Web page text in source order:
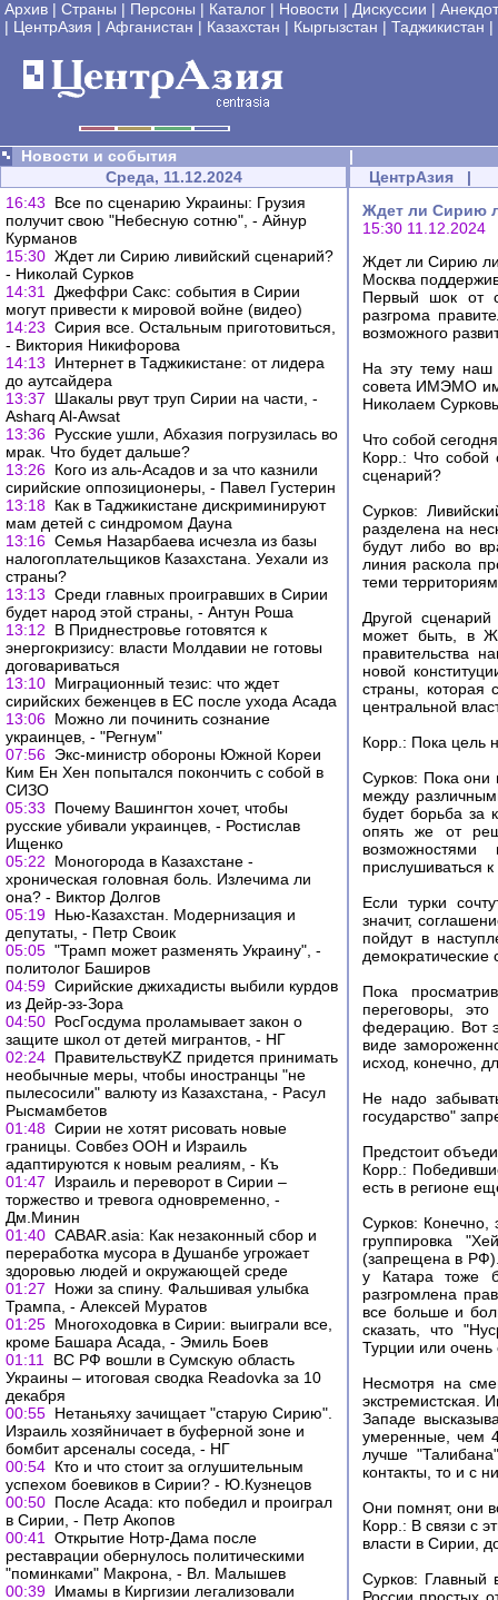
Архив | Страны | Персоны | Каталог | Новости | Дискуссии |
| ЦентрАзия | Афганистан | Казахстан | Кыргызстан | Таджикистан |
Новости и события
|
Среда, 11.12.2024
16:43
Все по сценарию Украины: Грузия
получит свою "Небесную сотню", - Айнур
Курманов
15:30 Ждет ли Сирию ливийский сценарий?
- Николай Сурков
14:31
Джеффри Сакс: события в Сирии
могут привести к мировой войне (видео)
14:23 Сирия все. Остальным приготовиться,
- Виктория Никифорова
14:13
Интернет в Таджикистане: от лидера
до аутсайдера
13:37
Шакалы рвут труп Сирии на части, -
Asharq Al-Awsat
13:36 Русские ушли, Абхазия погрузилась во
мрак. Что будет дальше?
13:26 Кого из аль-Асадов и за что казнили
сирийские оппозиционеры, - Павел Густерин
13:18 Как в Таджикистане дискриминируют
мам детей с синдромом Дауна
13:16 Семья Назарбаева исчезла из базы
налогоплательщиков Казахстана. Уехали из
страны?
13:13 Среди главных проигравших в Сирии
будет народ этой страны, - Антун Роша
13:12
В Приднестровье готовятся к
энергокризису: власти Молдавии не готовы
договариваться
13:10 Миграционный тезис: что ждет
сирийских беженцев в ЕС после ухода Асада
13:06 Можно ли починить сознание
украинцев, - "Регнум"
07:56 Экс-министр обороны Южной Кореи
Ким Ен Хен попытался покончить с собой в
СИЗО
05:33
Почему Вашингтон хочет, чтобы
русские убивали украинцев, - Ростислав
Ищенко
05:22
Моногорода в Казахстане -
хроническая головная боль. Излечима ли
она? - Виктор Долгов
05:19 Нью-Казахстан. Модернизация и
депутаты, - Петр Своик
05:05 "Трамп может разменять Украину", -
политолог Баширов
04:59 Сирийские джихадисты выбили курдов
из Дейр-эз-Зора
04:50 РосГосдума проламывает закон о
защите школ от детей мигрантов, - НГ
02:24 ПравительствуKZ придется принимать
необычные меры, чтобы иностранцы "не
пылесосили" валюту из Казахстана, - Расул
Рысмамбетов
01:48 Сирии не хотят рисовать новые
границы. Совбез ООН и Израиль
адаптируются к новым реалиям, - Къ
01:47
Израиль и переворот в Сирии –
торжество и тревога одновременно, -
Дм.Минин
01:40 CABAR.asia: Как незаконный сбор и
переработка мусора в Душанбе угрожает
здоровью людей и окружающей среде
01:27
Ножи за спину. Фальшивая улыбка
Трампа, - Алексей Муратов
01:25 Многоходовка в Сирии: выиграли все,
кроме Башара Асада, - Эмиль Боев
01:11
ВС РФ вошли в Сумскую область
Украины – итоговая сводка Readovka за 10
декабря
00:55 Нетаньяху зачищает "старую Сирию".
Израиль хозяйничает в буферной зоне и
бомбит арсеналы соседа, - НГ
00:54 Кто и что стоит за оглушительным
успехом боевиков в Сирии? - Ю.Кузнецов
00:50 После Асада: кто победил и проиграл
в Сирии, - Петр Акопов
00:41
Открытие Нотр-Дама после
реставрации обернулось политическими
"поминками" Макрона, - Вл. Малышев
00:39 Имамы в Киргизии легализовали
ЦентрАзия |
Ждет ли Сирию
15:30 11.12.2024
Ждет ли Сирию
Москва
Первый шок от
разгрома
возможного
На эту тему наш
совета ИМЭМО
Николаем
Что собой
Корр.: Что собой
сценарий?
Сурков:
разделена на
будут либо во
линия раскола
теми
Другой
может быть, в
правительства
новой
страны, которая
центральной
Корр.: Пока цель
Сурков: Пока они
между
будет борьба за
опять же от
прислушиваться
Если турки
значит,
пойдут в
Пока
переговоры,
федерацию. Вот
виде
исход, конечно,
Не надо
государство"
Предстоит
Корр.:
есть в регионе
Сурков: Конечно,
группировка
(запрещена в
у Катара тоже
разгромлена
все больше и
сказать, что
Турции или очень
Несмотря на
экстремистская.
Западе
умеренные, чем
лучше
контакты, то и с
Они помнят, они
Корр.: В связи с
власти в Сирии,
Сурков: Главный